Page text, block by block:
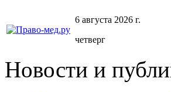
6 августа 2026 г.
четверг
Новости и